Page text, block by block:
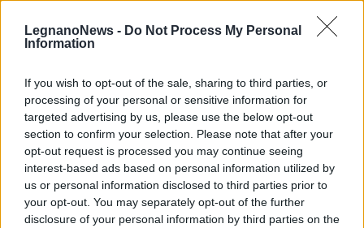
LegnanoNews - Do Not Process My Personal
Information
If you wish to opt-out of the sale, sharing to third parties, or
processing of your personal or sensitive information for
targeted advertising by us, please use the below opt-out
section to confirm your selection. Please note that after your
opt-out request is processed you may continue seeing
interest-based ads based on personal information utilized by
us or personal information disclosed to third parties prior to
your opt-out. You may separately opt-out of the further
disclosure of your personal information by third parties on the
Castronno
Tutti gli eventi
Gea Somazzi
gea.somazzi@legnanonews.com
Noi di LegnanoNews abbiamo a cuore l'informazione del
nostro territorio e cerchiamo di essere sempre in prima
linea per informarvi con attenzione.